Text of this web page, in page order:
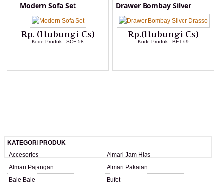
Modern Sofa Set
Rp. (Hubungi Cs)
Kode Produk : SOF 58
Drawer Bombay Silver
Rp.(Hubungi Cs)
Kode Produk : BFT 69
KATEGORI PRODUK
Accesories
Almari Jam Hias
Almari Pajangan
Almari Pakaian
Bale Bale
Bufet